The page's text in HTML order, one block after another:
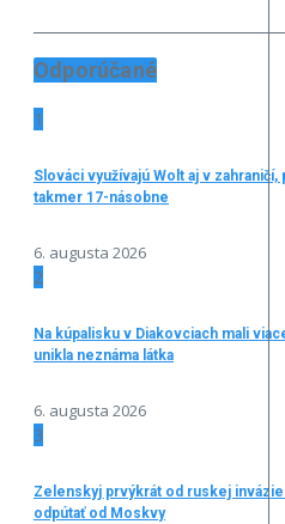
Odporúčané
1
Slováci využívajú Wolt aj v
takmer 17-násobne
6. augusta 2026
2
Na kúpalisku v Diakovciach mali
unikla neznáma látka
6. augusta 2026
3
Zelenskyj prvýkrát od ruskej
odpútať od Moskvy